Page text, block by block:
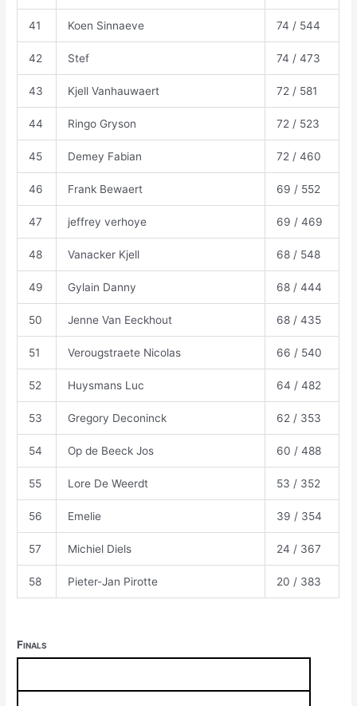
41 Koen Sinnaeve 74 / 544
42 Stef 74 / 473
43 Kjell Vanhauwaert 72 / 581
44 Ringo Gryson 72 / 523
45 Demey Fabian 72 / 460
46 Frank Bewaert 69 / 552
47 jeffrey verhoye 69 / 469
48 Vanacker Kjell 68 / 548
49 Gylain Danny 68 / 444
50 Jenne Van Eeckhout 68 / 435
51 Verougstraete Nicolas 66 / 540
52 Huysmans Luc 64 / 482
53 Gregory Deconinck 62 / 353
54 Op de Beeck Jos 60 / 488
55 Lore De Weerdt 53 / 352
56 Emelie 39 / 354
57 Michiel Diels 24 / 367
58 Pieter-Jan Pirotte 20 / 383
Finals